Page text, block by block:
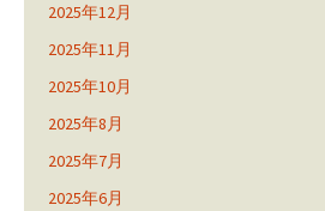
2025年12月
2025年11月
2025年10月
2025年8月
2025年7月
2025年6月